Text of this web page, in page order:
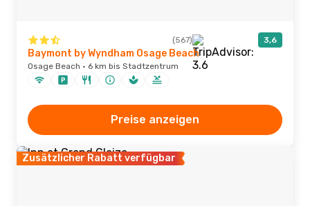
(567) 3,6
Baymont by Wyndham Osage Beach
Osage Beach · 6 km bis Stadtzentrum
Preise anzeigen
Zusätzlicher Rabatt verfügbar